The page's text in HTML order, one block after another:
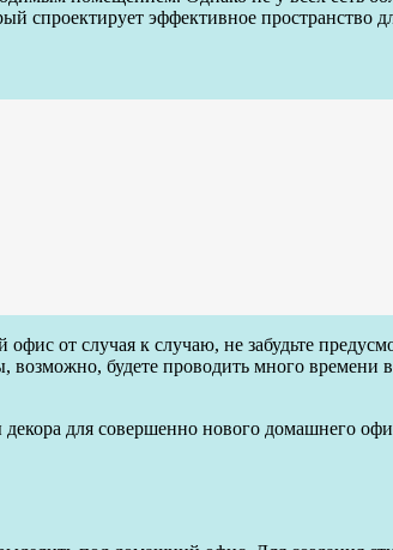
спроектирует эффективное пространство
от случая к случаю, не забудьте
возможно, будете проводить много
для совершенно нового домашнего